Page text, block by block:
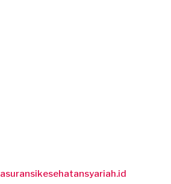
asuransikesehatansyariah.id